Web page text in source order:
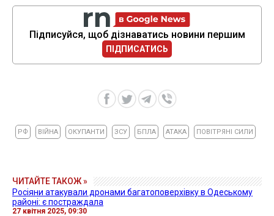
Підписуйся, щоб дізнаватись новини першим
ПІДПИСАТИСЬ
РФ ВІЙНА ОКУПАНТИ ЗСУ БПЛА АТАКА ПОВІТРЯНІ СИЛИ
ЧИТАЙТЕ ТАКОЖ »
Росіяни атакували дронами багатоповерхівку в Одеському
районі: є постраждала
27 квітня 2025, 09:30